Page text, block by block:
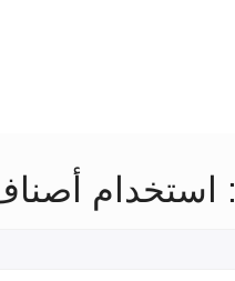
استخدام